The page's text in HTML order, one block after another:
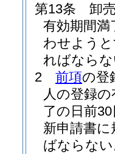
第13条
卸
有効期間
わせよう
ればなら
2
前項の登
人の登録
了の日前
新申請書
ばならな